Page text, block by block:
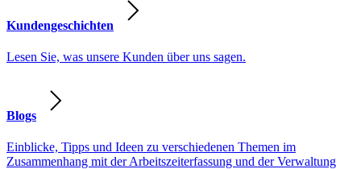
Kundengeschichten
Lesen Sie, was unsere Kunden über uns sagen.
Blogs
Einblicke, Tipps und Ideen zu verschiedenen Themen im
Zusammenhang mit der Arbeitszeiterfassung und der Verwaltung